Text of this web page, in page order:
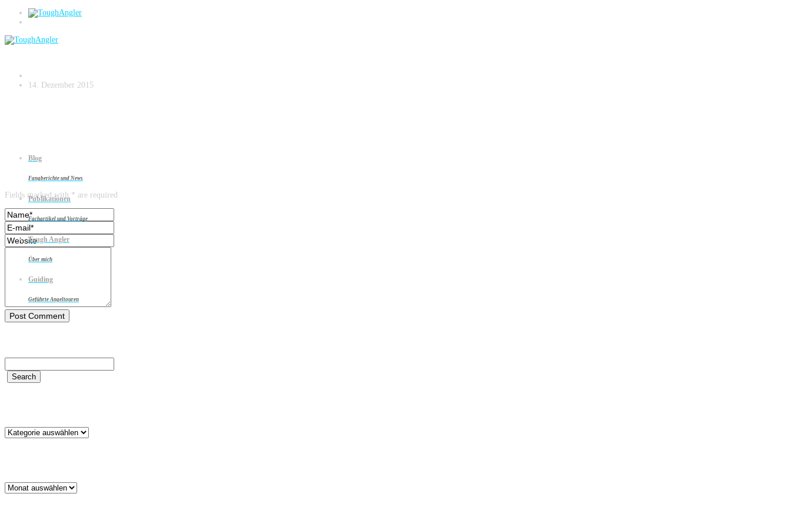
Blog
Fangberichte und News
Publikationen
Fachartikel und Vorträge
Tough Angler
Über mich
Guiding
Geführte Angeltouren
HIG_1866
14. Dezember 2015
Leave a reply
Fields marked with * are required
Kategorien
Archiv